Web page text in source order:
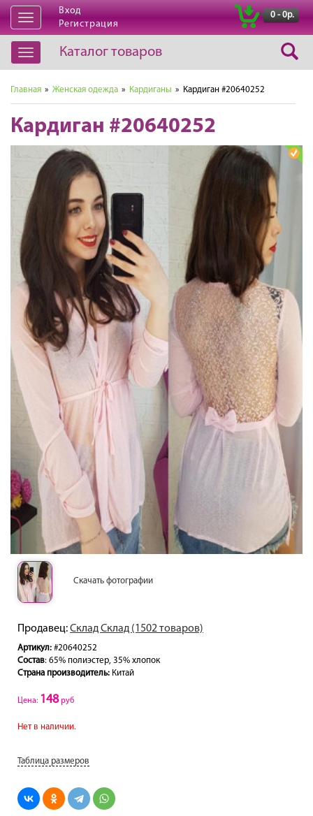
Открыть
навигацию
Вход
Регистрация
0 - 0р.
Открыть
навигацию
Каталог товаров
Главная » Женская одежда » Кардиганы » Кардиган #20640252
Кардиган #20640252
Скачать фотографии
Продавец:Склад Склад (1502 товаров)
Артикул: #20640252
Состав: 65% полиэстер, 35% хлопок
Страна производитель: Китай
Цена: 148руб
Нет в наличии.
Таблица размеров